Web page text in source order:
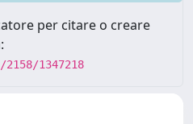
per citare o creare
1347218